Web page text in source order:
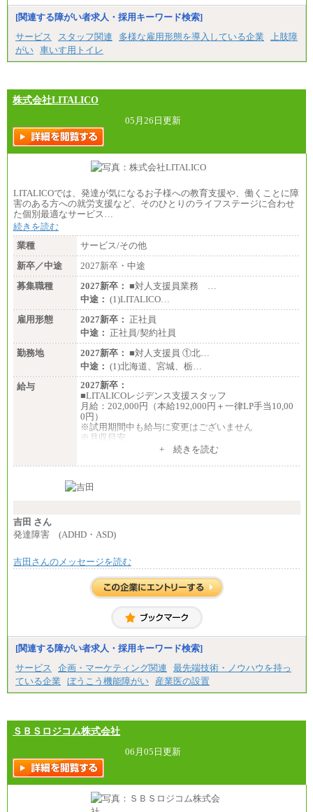
[関連する障がい者求人・採用キーワード検索]
サービス
スタッフ関連 多様な雇用形態を導入している企業
上肢障
がい 車いす用トイレ
株式会社LITALICO
05月26日更新
LITALICOでは、発達が気になるお子様への教育支援や、働くことに障
害のある方への就労支援など、そのひとりのライフステージに合わせ
た個別最適なサービス…
続きを読む
業種
サービス/その他
新卒／中途
2027新卒・中途
募集職種
2027新卒： ■対人支援員業務 …
中途： (1)LITALICO…
雇用形態
2027新卒： 正社員
中途： 正社員/契約社員
勤務地
2027新卒： ■対人支援員 ①北…
中途： (1)北海道、宮城、栃…
給与
2027新卒：
■LITALICOレジデンス支援スタッフ
月給：202,000円（本給192,000円＋一律LP手当10,00
0円）
※試用期間中も給与に変更はございません
※月収目安
夜勤回数により変動
条件あり）
■その他職種共通
月給：25万3,400円～
※20時間を超過した場合は別途支給
中途：
(1)(2)月給：25万3400円～28万5900円
※20時間を超過した場合は別途支給
※試用期間中も給与に変更はございません
+ 続きを読む
吉田 さん
発達障害 (ADHD・ASD)
吉田さんのメッセージを読む
[関連する障がい者求人・採用キーワード検索]
サービス
企画・マーケティング関連
最先端技術・ノウハウを持っ
ている企業
ぼうこう機能障がい 産業医の設置
ＳＢＳロジコム株式会社
06月05日更新